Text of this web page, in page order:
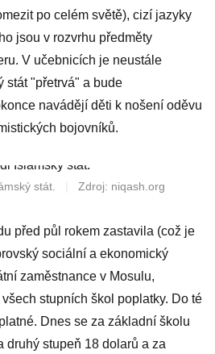
po celém světě), cizí jazyky
jsou v rozvrhu předměty
V učebnicích je neustále
stát "přetrvá" a bude
navádějí děti k nošení oděvu
bojovníků.
stát. Zdroj: niqash.org
před půl rokem zastavila (což je
sociální a ekonomický
zaměstnance v Mosulu,
stupních škol poplatky. Do té
Dnes se za základní školu
druhý stupeň 18 dolarů a za